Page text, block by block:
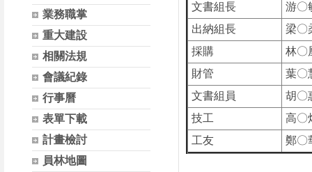
業務職掌
重大建設
相關法規
會議紀錄
行事曆
表單下載
計畫檢討
員林地圖
文書組長
游〇
出納組長
梁〇
採購
林〇
財管
葉〇
文書組員
胡〇
技工
高〇
工友
鄭〇